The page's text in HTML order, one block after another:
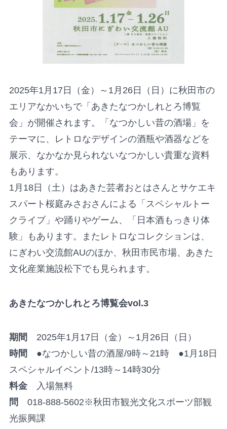
2025年1月17日（金）～1月26日（日）に秋田市の
エリアなかいちで「あきたなつかしれとろ博覧
会」が開催されます。「なつかしい昔の酒場」を
テーマに、レトロなデザインの酒瓶や酒器などを
展示、なかなか見られないなつかしい貴重な資料
もあります。
1月18日（土）はあきた芸者おとはさんとサケエキ
スパート桜庭みさおさんによる「スペシャルトー
クライブ」や踊りやゲーム、「日本酒もっきり体
験」もあります。またレトロなコレクションは、
にぎわい交流館AUのほか、秋田市民市場、あきた
文化産業施設松下でも見られます。
あきたなつかしれとろ博覧会vol.3
期間 2025年1月17日（金）～1月26日（日）
時間 ●なつかしい昔の酒屋/9時～21時 ●1月18日
スペシャルイベント/13時～14時30分
料金入場無料
問 018-888-5602※秋田市観光文化スポーツ部観
光振興課